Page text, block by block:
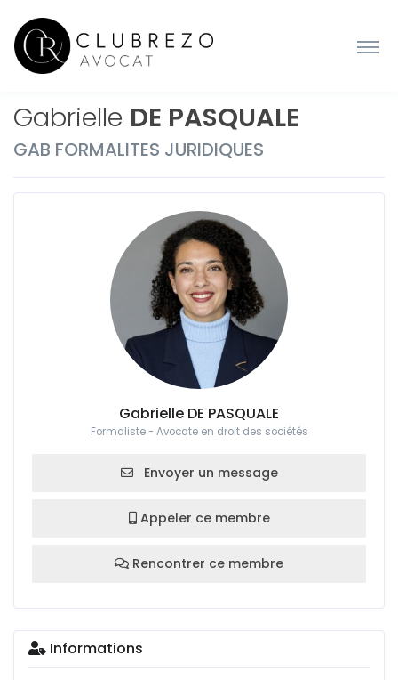
Gabrielle DE PASQUALE
GAB FORMALITES JURIDIQUES
Gabrielle DE PASQUALE
Formaliste - Avocate en droit des sociétés
Envoyer un message
Appeler ce membre
Rencontrer ce membre
Informations